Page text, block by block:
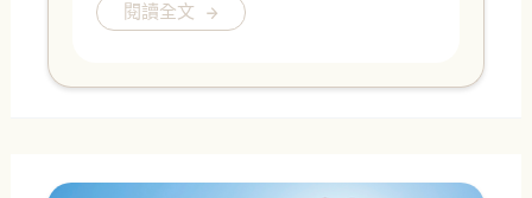
閱讀全文